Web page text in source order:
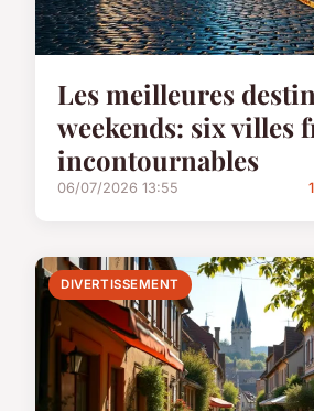
Les meilleures
weekends: six villes
incontournables
06/07/2026 13:55
DIVERTISSEMENT